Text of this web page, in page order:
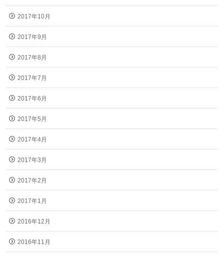
2017年10月
2017年9月
2017年8月
2017年7月
2017年6月
2017年5月
2017年4月
2017年3月
2017年2月
2017年1月
2016年12月
2016年11月